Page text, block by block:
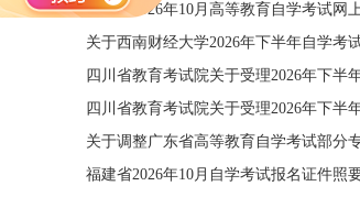
广东省2026年10月高等教育自学考试网
福建省2026年10月自学考试报名证件照